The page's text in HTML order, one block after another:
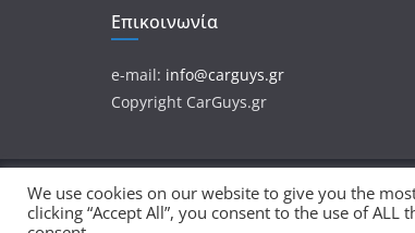
Επικοινωνία
e-mail: info@carguys.gr
Copyright CarGuys.gr
Πνευματικά Δικαιώματα © 2026 CarGuys
Θέμα:ColorMagαπό ThemeGrill.
We use cookies on our website to give you the
clicking “Accept All”, you consent to the use of